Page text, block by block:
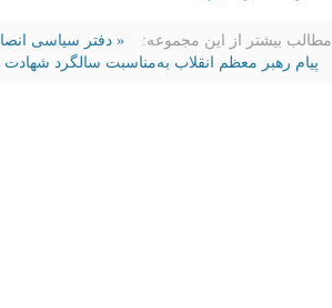
مطالب بیشتر از این مجموعه:
« دفتر سیاسی
پیام رهبر معظم انقلاب به‌مناسبت سالگرد